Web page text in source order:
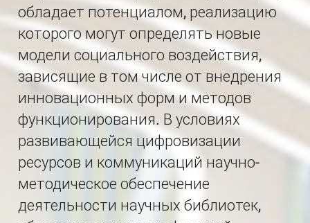
обладает потенциалом, реализацию
которого могут определять новые
модели социального воздействия,
зависящие в том числе от внедрения
инновационных форм и методов
функционирования. В условиях
развивающейся цифровизации
ресурсов и коммуникаций научно-
методическое обеспечение
деятельности научных библиотек,